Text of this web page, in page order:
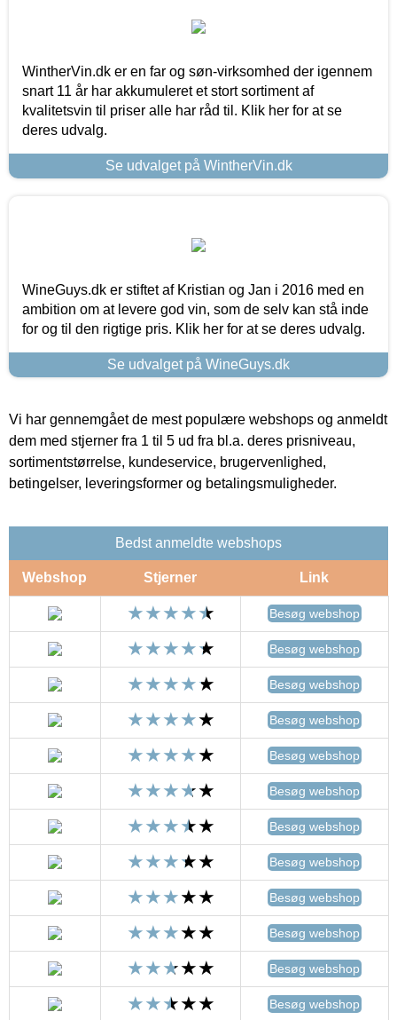
WintherVin.dk er en far og søn-virksomhed der igennem
snart 11 år har akkumuleret et stort sortiment af
kvalitetsvin til priser alle har råd til. Klik her for at se
deres udvalg.
Se udvalget på WintherVin.dk
WineGuys.dk er stiftet af Kristian og Jan i 2016 med en
ambition om at levere god vin, som de selv kan stå inde
for og til den rigtige pris. Klik her for at se deres udvalg.
Se udvalget på WineGuys.dk
Vi har gennemgået de mest populære webshops og anmeldt
dem med stjerner fra 1 til 5 ud fra bl.a. deres prisniveau,
sortimentstørrelse, kundeservice, brugervenlighed,
betingelser, leveringsformer og betalingsmuligheder.
Bedst anmeldte webshops
Webshop Stjerner Link
Besøg webshop
Besøg webshop
Besøg webshop
Besøg webshop
Besøg webshop
Besøg webshop
Besøg webshop
Besøg webshop
Besøg webshop
Besøg webshop
Besøg webshop
Besøg webshop